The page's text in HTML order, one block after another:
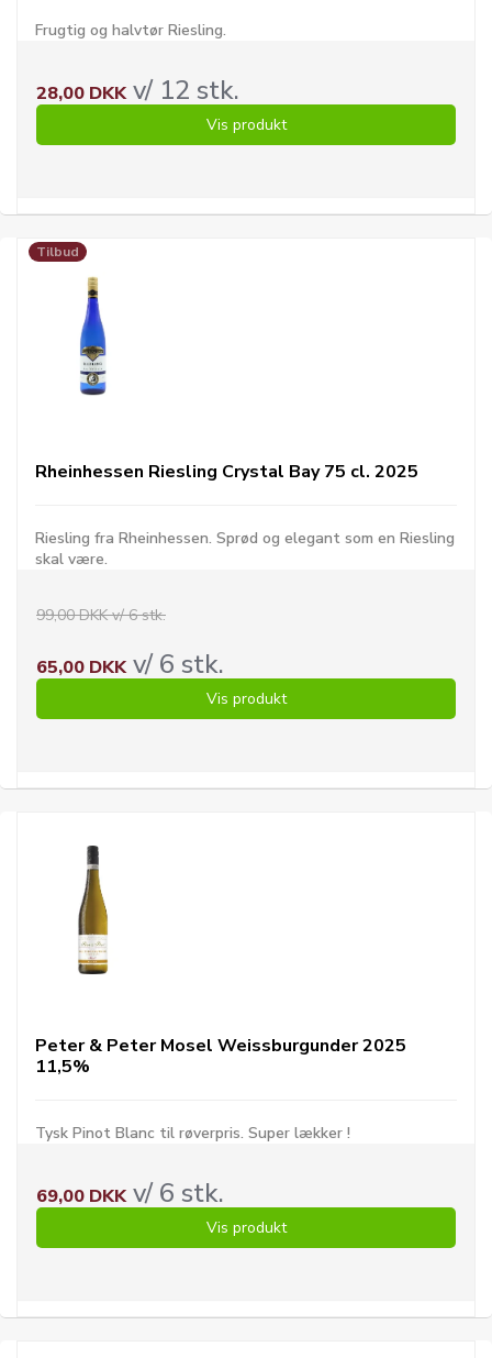
Frugtig og halvtør Riesling.
28,00 DKKv/ 12 stk.
Vis produkt
Tilbud
Rheinhessen Riesling Crystal Bay 75 cl. 2025
Riesling fra Rheinhessen. Sprød og elegant som en Riesling
skal være.
99,00 DKK v/ 6 stk.
65,00 DKKv/ 6 stk.
Vis produkt
Peter & Peter Mosel Weissburgunder 2025
11,5%
Tysk Pinot Blanc til røverpris. Super lækker !
69,00 DKKv/ 6 stk.
Vis produkt